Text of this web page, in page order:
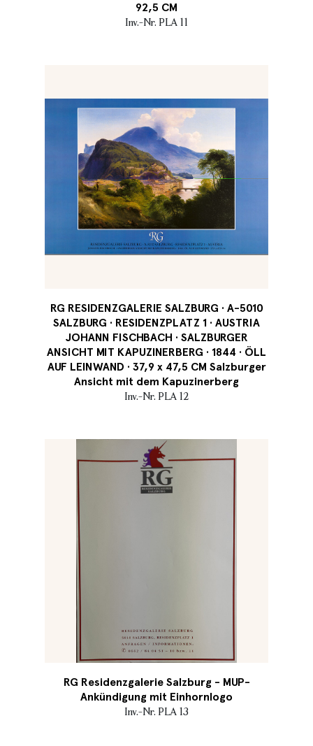
92,5 CM
Inv.-Nr. PLA 11
RG RESIDENZGALERIE SALZBURG · A-5010
SALZBURG · RESIDENZPLATZ 1 · AUSTRIA
JOHANN FISCHBACH · SALZBURGER
ANSICHT MIT KAPUZINERBERG · 1844 · ÖLL
AUF LEINWAND · 37,9 x 47,5 CM Salzburger
Ansicht mit dem Kapuzinerberg
Inv.-Nr. PLA 12
RG Residenzgalerie Salzburg - MUP-
Ankündigung mit Einhornlogo
Inv.-Nr. PLA 13